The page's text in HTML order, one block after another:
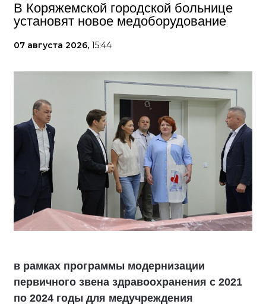
В Коряжемской городской больнице
установят новое медоборудование
07 августа 2026, 15:44
в рамках программы модернизации
первичного звена здравоохранения с 2021
по 2024 годы для медучреждения